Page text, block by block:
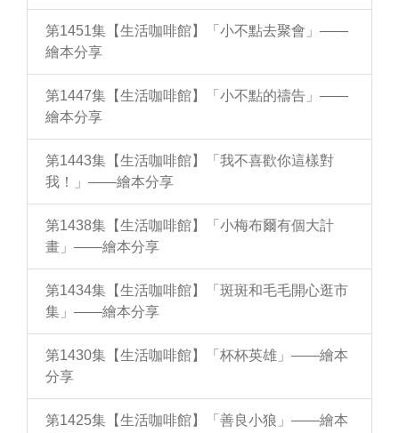
第1451集【生活咖啡館】「小不點去聚會」——
繪本分享
第1447集【生活咖啡館】「小不點的禱告」——
繪本分享
第1443集【生活咖啡館】「我不喜歡你這樣對
我！」——繪本分享
第1438集【生活咖啡館】「小梅布爾有個大計
畫」——繪本分享
第1434集【生活咖啡館】「斑斑和毛毛開心逛市
集」——繪本分享
第1430集【生活咖啡館】「杯杯英雄」——繪本
分享
第1425集【生活咖啡館】「善良小狼」——繪本